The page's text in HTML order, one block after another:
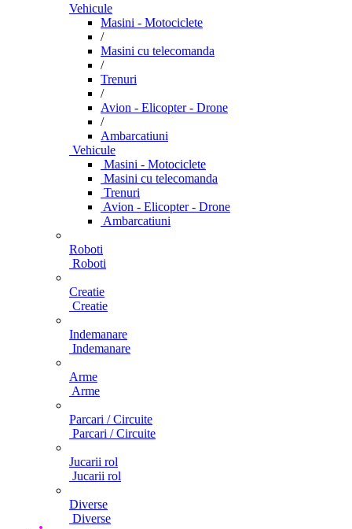
Vehicule
Masini - Motociclete
/
Masini cu telecomanda
/
Trenuri
/
Avion - Elicopter - Drone
/
Ambarcatiuni
Vehicule
Masini - Motociclete
Masini cu telecomanda
Trenuri
Avion - Elicopter - Drone
Ambarcatiuni
Roboti
Roboti
Creatie
Creatie
Indemanare
Indemanare
Arme
Arme
Parcari / Circuite
Parcari / Circuite
Jucarii rol
Jucarii rol
Diverse
Diverse